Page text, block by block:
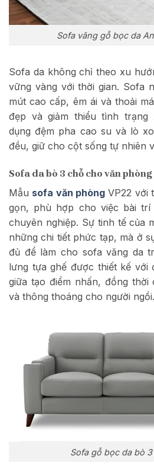
Sofa văng gỗ bọc da
Sofa da không chỉ theo xu
vững vàng với thời gian. Sofa
mút cao cấp, êm ái và thoải
đẹp và giảm thiểu tình trạng
dụng đệm pha cao su và lò
đều, giữ cho cột sống tự nhiên
Sofa da bò 3 chỗ cho văn
Mẫu sofa văn phòng VP22 với
gọn, phù hợp cho việc bài
chuyên nghiệp. Sự tinh tế của
những chi tiết phức tạp, mà ở
đủ để làm cho sofa văng da
lưng tựa ghế được thiết kế với
giữa tạo điểm nhấn, đồng thời
và thông thoáng cho người ngồi.
Sofa gỗ bọc da bò